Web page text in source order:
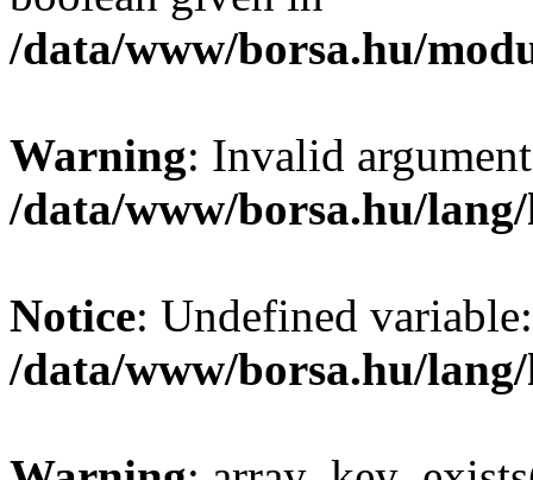
/data/www/borsa.hu/
Warning: Invalid
/data/www/borsa.hu/
Notice: Undefined
/data/www/borsa.hu/